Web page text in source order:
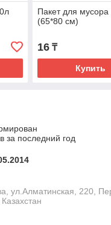
Пакет для мусора
(65*80 см)
16₸
Купить
за последний год
ул.Алматинская, 220,